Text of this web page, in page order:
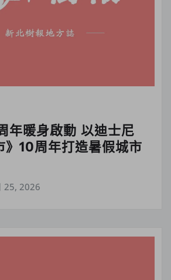
年暖身啟動 以迪士尼
》10周年打造暑假城市
25, 2026